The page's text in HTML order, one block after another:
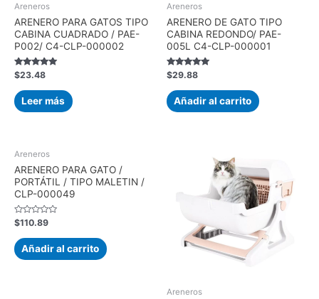
Areneros
ARENERO PARA GATOS TIPO
CABINA CUADRADO / PAE-
P002/ C4-CLP-000002
Valorado con
5.00
de 5
$23.48
Leer más
Areneros
ARENERO DE GATO TIPO
CABINA REDONDO/ PAE-
005L C4-CLP-000001
Valorado con
5.00
de 5
$29.88
Añadir al carrito
Areneros
ARENERO PARA GATO /
PORTÁTIL / TIPO MALETIN /
CLP-000049
Valorado
con
de
5
$110.89
Añadir al carrito
Areneros